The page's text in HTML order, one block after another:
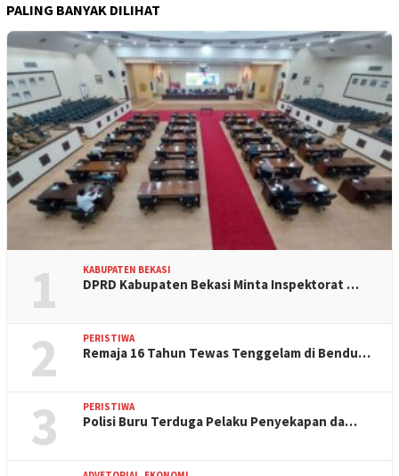
PALING BANYAK DILIHAT
1 KABUPATEN BEKASI
DPRD Kabupaten Bekasi Minta Inspektorat …
2 PERISTIWA
Remaja 16 Tahun Tewas Tenggelam di Bendu…
3 PERISTIWA
Polisi Buru Terduga Pelaku Penyekapan da…